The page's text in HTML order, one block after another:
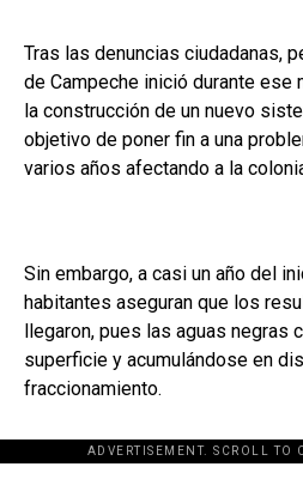
Tras las denuncias ciudadanas,
de Campeche inició durante ese
la construcción de un nuevo
objetivo de poner fin a una
varios años afectando a la
Sin embargo, a casi un año del
habitantes aseguran que los
llegaron, pues las aguas negras
superficie y acumulándose en
fraccionamiento.
ADVERTISEMENT. SCROLL TO